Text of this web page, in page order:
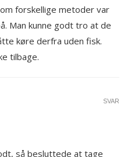
forskellige metoder var
Man kunne godt tro at de
køre derfra uden fisk.
tilbage.
så besluttede at tage
SVAR